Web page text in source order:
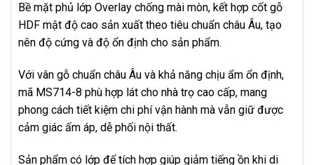
Bề mặt phủ lớp Overlay chống mài mòn, kết hợp cốt gỗ
HDF mật độ cao sản xuất theo tiêu chuẩn châu Âu, tạo
nên độ cứng và độ ổn định cho sản phẩm.
Với vân gỗ chuẩn châu Âu và khả năng chịu ẩm ổn định,
mã MS714-8 phù hợp lát cho nhà trọ cao cấp, mang
phong cách tiết kiệm chi phí vận hành mà vẫn giữ được
cảm giác ấm áp, dễ phối nội thất.
Sản phẩm có lớp đế tích hợp giúp giảm tiếng ồn khi di